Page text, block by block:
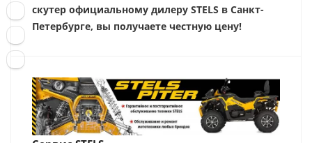
скутер официальному дилеру STELS в Санкт-
Петербурге, вы получаете честную цену!